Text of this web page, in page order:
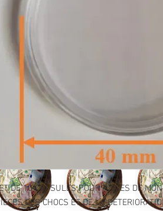
DE 10 CAPSULES POUR PIECES DE
DES CHOCS ET DE LA